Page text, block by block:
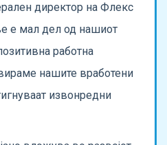
директор на Флекс
е мал дел од нашиот
работна
нашите вработени
извонредни